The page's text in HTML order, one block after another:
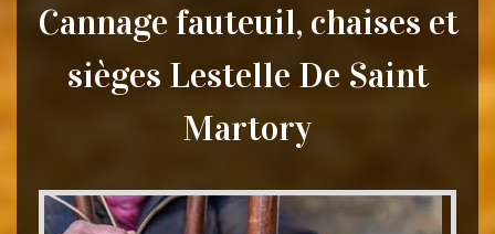
Cannage fauteuil, chaises et
sièges Lestelle De Saint
Martory